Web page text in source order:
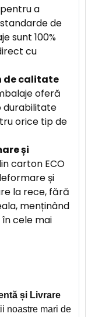
a
de
sunt 100%
cu
de calitate
oferă
durabilitate
orice tip de
și
carton ECO
și
la rece, fără
menținând
cele mai
și Livrare
noastre mari de